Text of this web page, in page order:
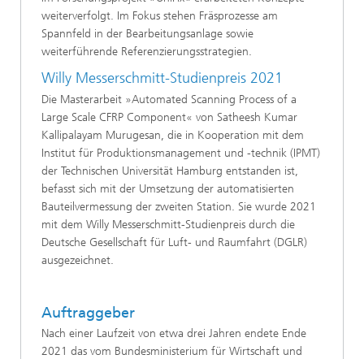
weiterverfolgt. Im Fokus stehen Fräsprozesse am
Spannfeld in der Bearbeitungsanlage sowie
weiterführende Referenzierungsstrategien.
Willy Messerschmitt-Studienpreis 2021
Die Masterarbeit »Automated Scanning Process of a
Large Scale CFRP Component« von Satheesh Kumar
Kallipalayam Murugesan, die in Kooperation mit dem
Institut für Produktionsmanagement und -technik (IPMT)
der Technischen Universität Hamburg entstanden ist,
befasst sich mit der Umsetzung der automatisierten
Bauteilvermessung der zweiten Station. Sie wurde 2021
mit dem Willy Messerschmitt-Studienpreis durch die
Deutsche Gesellschaft für Luft- und Raumfahrt (DGLR)
ausgezeichnet.
Auftraggeber
Nach einer Laufzeit von etwa drei Jahren endete Ende
2021 das vom Bundesministerium für Wirtschaft und